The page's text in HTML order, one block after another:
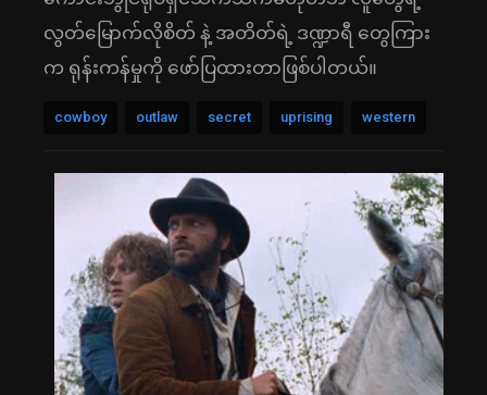
လွတ်မြောက်လိုစိတ် နဲ့ အတိတ်ရဲ့ ဒဏ္ဍာရီ တွေကြား
က ရုန်းကန်မှုကို ဖော်ပြထားတာဖြစ်ပါတယ်။
cowboy outlaw secret uprising western